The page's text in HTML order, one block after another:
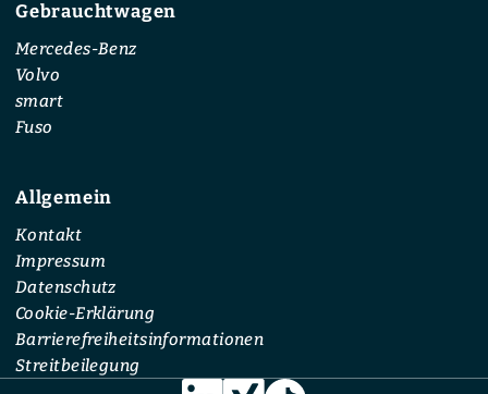
Gebrauchtwagen
Mercedes-Benz
Volvo
smart
Fuso
Allgemein
Kontakt
Impressum
Datenschutz
Cookie-Erklärung
Barrierefreiheitsinformationen
Streitbeilegung